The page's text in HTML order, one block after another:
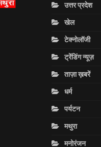
उत्तर प्रदेश
खेल
टेक्नोलॉजी
ट्रेंडिंग न्यूज़
ताज़ा ख़बरें
धर्म
पर्यटन
मथुरा
मनोरंजन